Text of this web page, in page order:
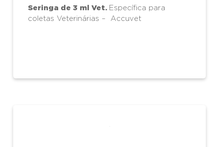
Seringa de 3 ml Vet. Específica para
coletas Veterinárias – Accuvet